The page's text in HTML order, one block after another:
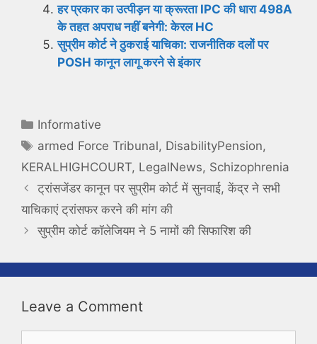
हर प्रकार का उत्पीड़न या क्रूरता IPC की धारा 498A
के तहत अपराध नहीं बनेगी: केरल HC
सुप्रीम कोर्ट ने ठुकराई याचिका: राजनीतिक दलों पर
POSH कानून लागू करने से इंकार
Categories
Informative
Tags
armed Force Tribunal, DisabilityPension,
KERALHIGHCOURT, LegalNews, Schizophrenia
ट्रांसजेंडर कानून पर सुप्रीम कोर्ट में सुनवाई, केंद्र ने सभी
याचिकाएं ट्रांसफर करने की मांग की
सुप्रीम कोर्ट कॉलेजियम ने 5 नामों की सिफारिश की
Leave a Comment